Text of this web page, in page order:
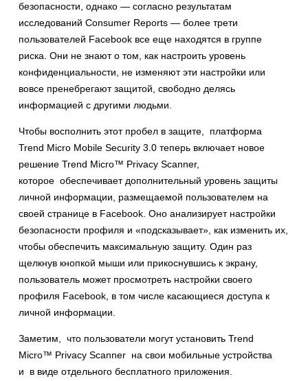
безопасности, однако — согласно результатам
исследований Consumer Reports — более трети
пользователей Facebook все еще находятся в группе
риска. Они не знают о том, как настроить уровень
конфиденциальности, не изменяют эти настройки или
вовсе пренебрегают защитой, свободно делясь
информацией с другими людьми.
Чтобы восполнить этот пробел в защите, платформа
Trend Micro Mobile Security 3.0 теперь включает новое
решение Trend Micro™ Privacy Scanner,
которое обеспечивает дополнительный уровень защиты
личной информации, размещаемой пользователем на
своей странице в Facebook. Оно анализирует настройки
безопасности профиля и «подсказывает», как изменить их,
чтобы обеспечить максимальную защиту. Один раз
щелкнув кнопкой мыши или прикоснувшись к экрану,
пользователь может просмотреть настройки своего
профиля Facebook, в том числе касающиеся доступа к
личной информации.
Заметим, что пользователи могут установить Trend
Micro™ Privacy Scanner на свои мобильные устройства
и в виде отдельного бесплатного приложения.